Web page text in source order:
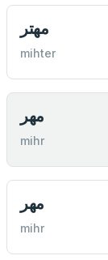
مهتر
mihter
مهر
mihr
مهر
mihr